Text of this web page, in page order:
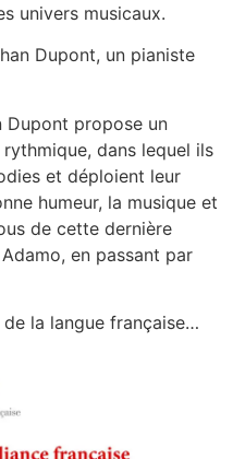
univers musicaux.
Dupont, un pianiste
Dupont propose un
dans lequel ils
et déploient leur
humeur, la musique et
de cette dernière
en passant par
la langue française…